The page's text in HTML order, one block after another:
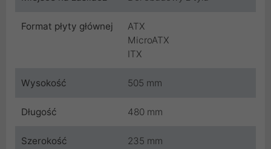
Format płyty głównej
ATX
MicroATX
ITX
Wysokość 505 mm
Długość 480 mm
Szerokość 235 mm